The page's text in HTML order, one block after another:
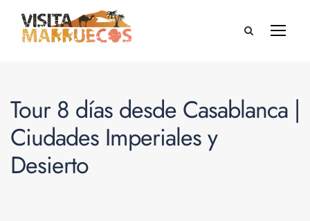
Tour 8 días desde Casablanca |
Ciudades Imperiales y
Desierto